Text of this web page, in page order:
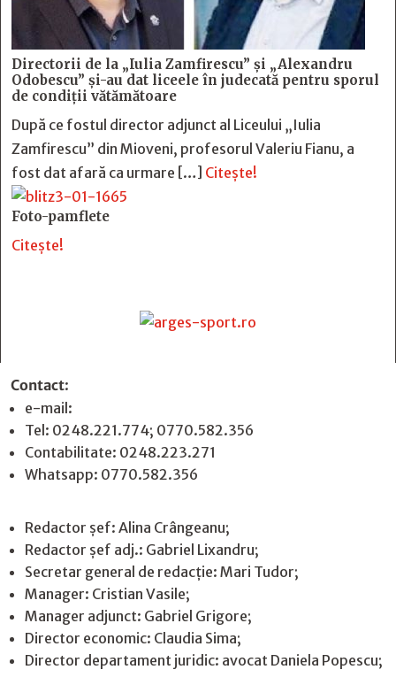
Directorii de la „Iulia Zamfirescu” și „Alexandru
Odobescu” și-au dat liceele în judecată pentru sporul
de condiții vătămătoare
După ce fostul director adjunct al Liceului „Iulia
Zamfirescu” din Mioveni, profesorul Valeriu Fianu, a
fost dat afară ca urmare […] Citește!
Foto-pamflete
Citește!
Contact:
e-mail:
Tel: 0248.221.774; 0770.582.356
Contabilitate: 0248.223.271
Whatsapp: 0770.582.356
Redactor șef: Alina Crângeanu;
Redactor șef adj.: Gabriel Lixandru;
Secretar general de redacție: Mari Tudor;
Manager: Cristian Vasile;
Manager adjunct: Gabriel Grigore;
Director economic: Claudia Sima;
Director departament juridic: avocat Daniela Popescu;